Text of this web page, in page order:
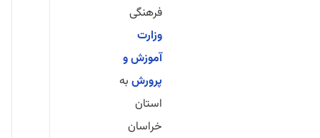
فرهنگی
وزارت
آموزش و
پرورش به
استان
خراسان